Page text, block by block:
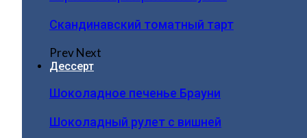
Скандинавский томатный тарт
PrevNext
Дессерт
Шоколадное печенье Брауни
Шоколадный рулет с вишней